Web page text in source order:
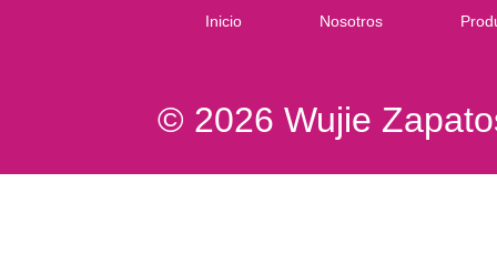
Inicio Nosotros
© 2026 Wujie